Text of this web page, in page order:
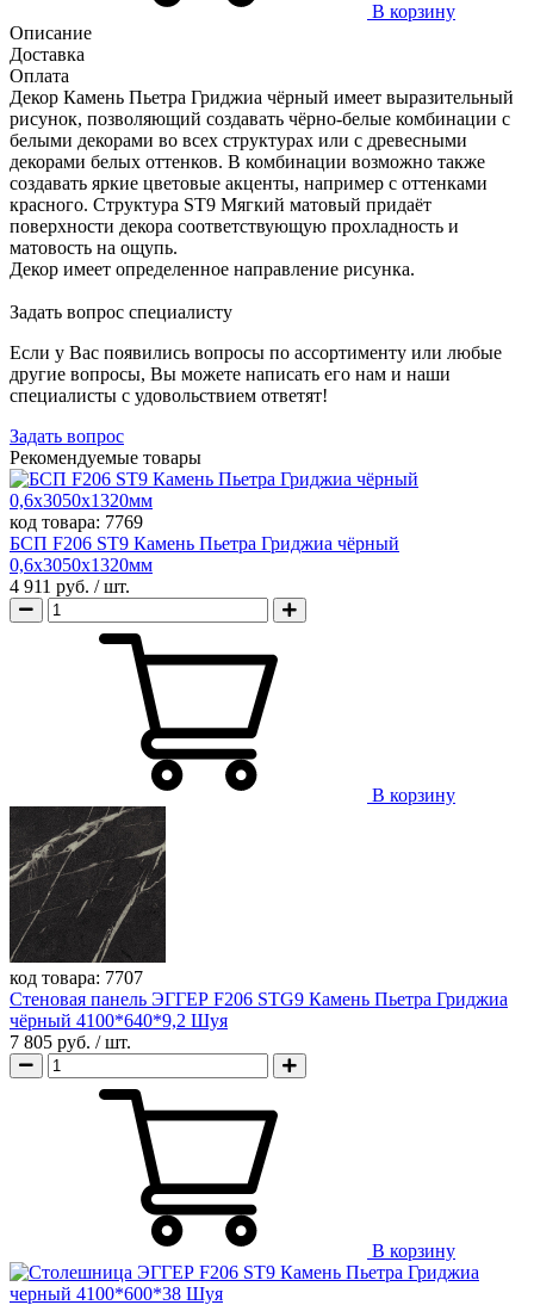
В корзину
Описание
Доставка
Оплата
Декор Камень Пьетра Гриджиа чёрный имеет выразительный
рисунок, позволяющий создавать чёрно-белые комбинации с
белыми декорами во всех структурах или с древесными
декорами белых оттенков. В комбинации возможно также
создавать яркие цветовые акценты, например с оттенками
красного. Структура ST9 Мягкий матовый придаёт
поверхности декора соответствующую прохладность и
матовость на ощупь.
Декор имеет определенное направление рисунка.
Задать вопрос специалисту
Если у Вас появились вопросы по ассортименту или любые
другие вопросы, Вы можете написать его нам и наши
специалисты с удовольствием ответят!
Задать вопрос
Рекомендуемые товары
код товара: 7769
БСП F206 ST9 Камень Пьетра Гриджиа чёрный
0,6х3050х1320мм
4 911 руб. / шт.
В корзину
код товара: 7707
Стеновая панель ЭГГЕР F206 STG9 Камень Пьетра Гриджиа
чёрный 4100*640*9,2 Шуя
7 805 руб. / шт.
В корзину